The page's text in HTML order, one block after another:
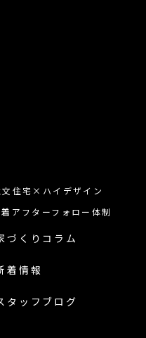
住宅×ハイデザイン
アフターフォロー体制
づくりコラム
着情報
タッフブログ